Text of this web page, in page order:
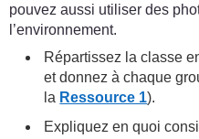
pouvez aussi utiliser des
l’environnement.
Répartissez la classe
et donnez à chaque
la Ressource 1).
Expliquez en quoi